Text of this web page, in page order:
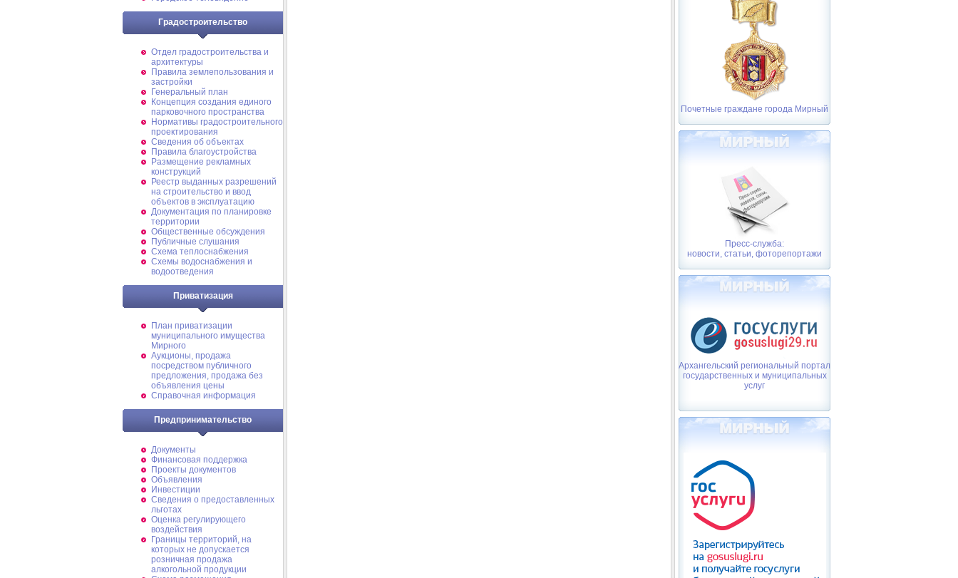
Градостроительство
Отдел градостроительства и
архитектуры
Правила землепользования и
застройки
Генеральный план
Концепция создания единого
парковочного пространства
Нормативы градостроительного
проектирования
Сведения об объектах
Правила благоустройства
Размещение рекламных
конструкций
Реестр выданных разрешений
на строительство и ввод
объектов в эксплуатацию
Документация по планировке
территории
Общественные обсуждения
Публичные слушания
Схема теплоснабжения
Схемы водоснабжения и
водоотведения
Приватизация
План приватизации
муниципального имущества
Мирного
Аукционы, продажа
посредством публичного
предложения, продажа без
объявления цены
Справочная информация
Предпринимательство
Документы
Финансовая поддержка
Проекты документов
Объявления
Инвестиции
Сведения о предоставленных
льготах
Оценка регулирующего
воздействия
Границы территорий, на
которых не допускается
розничная продажа
алкогольной продукции
Почетные граждане города Мирный
Пресс-служба:
новости, статьи, фоторепортажи
Архангельский региональный портал
государственных и муниципальных
услуг